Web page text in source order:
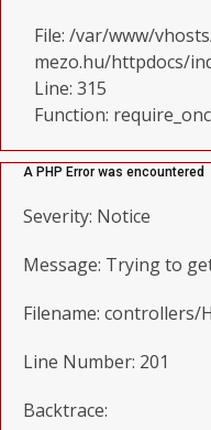
File: /var/www/
mezo.hu/httpdocs/
Line: 315
Function:
A PHP Error was encountered
Severity: Notice
Message: Trying to
Filename: controllers/
Line Number: 201
Backtrace: